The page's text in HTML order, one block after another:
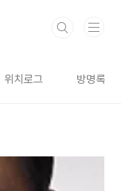
위치로그 방명록